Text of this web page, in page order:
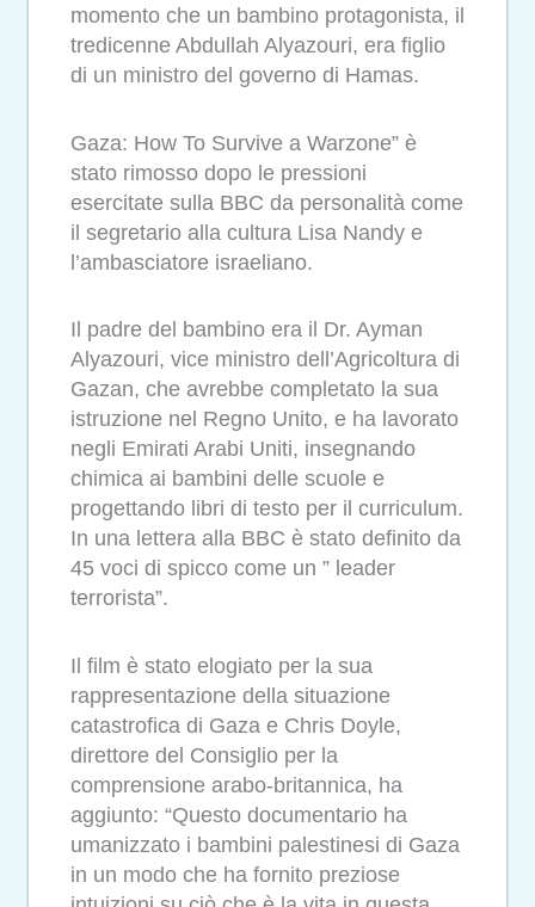
momento che un bambino protagonista, il
tredicenne Abdullah Alyazouri, era figlio
di un ministro del governo di Hamas.
Gaza: How To Survive a Warzone” è
stato rimosso dopo le pressioni
esercitate sulla BBC da personalità come
il segretario alla cultura Lisa Nandy e
l’ambasciatore israeliano.
Il padre del bambino era il Dr. Ayman
Alyazouri, vice ministro dell’Agricoltura di
Gazan, che avrebbe completato la sua
istruzione nel Regno Unito, e ha lavorato
negli Emirati Arabi Uniti, insegnando
chimica ai bambini delle scuole e
progettando libri di testo per il curriculum.
In una lettera alla BBC è stato definito da
45 voci di spicco come un ” leader
terrorista”.
Il film è stato elogiato per la sua
rappresentazione della situazione
catastrofica di Gaza e Chris Doyle,
direttore del Consiglio per la
comprensione arabo-britannica, ha
aggiunto: “Questo documentario ha
umanizzato i bambini palestinesi di Gaza
in un modo che ha fornito preziose